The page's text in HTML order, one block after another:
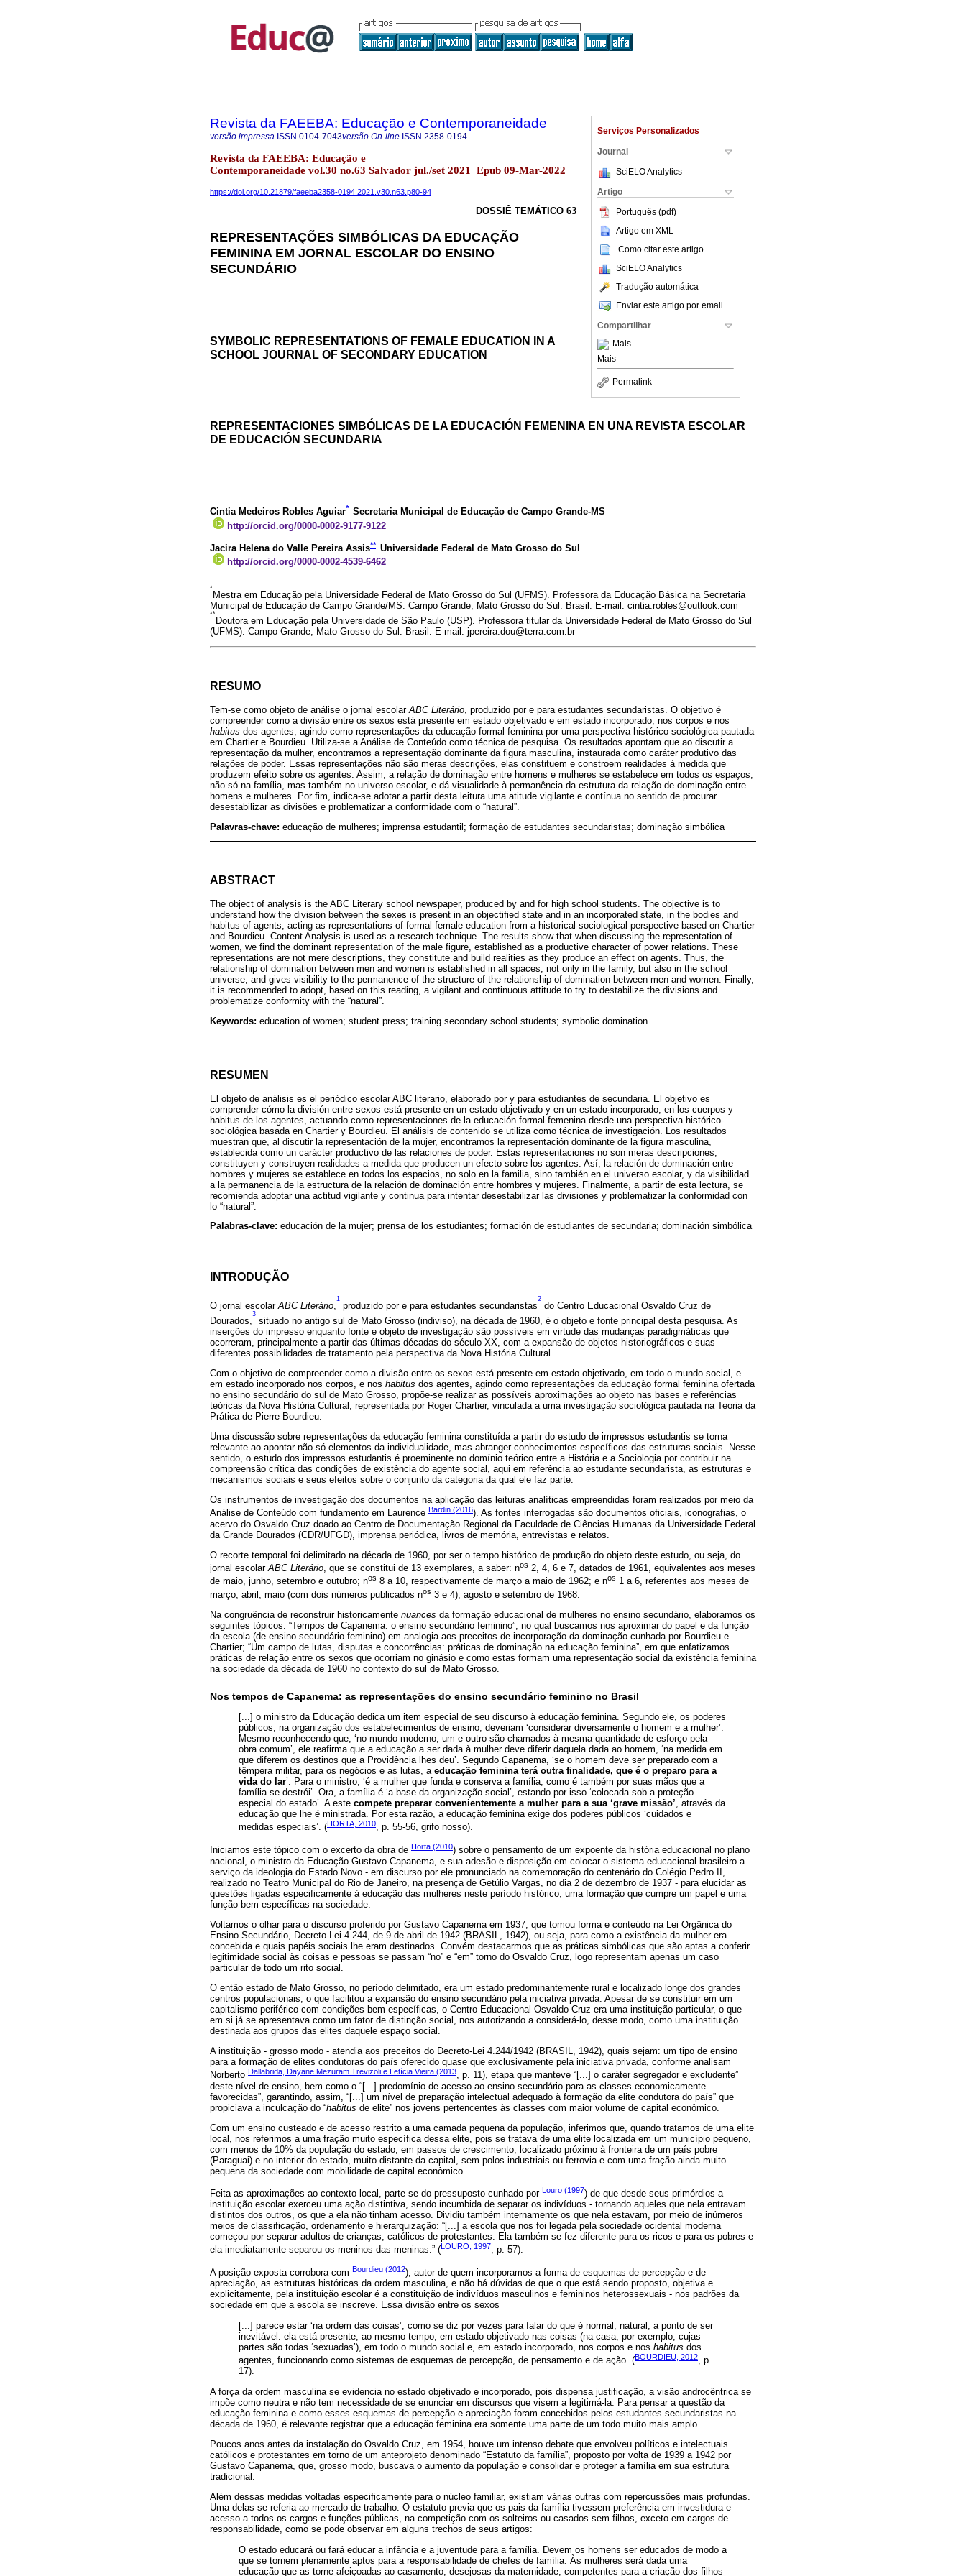
Serviços Personalizados
Journal
SciELO Analytics
Artigo
Português (pdf)
Artigo em XML
Como citar este artigo
SciELO Analytics
Tradução automática
Enviar este artigo por email
Compartilhar
Mais
Mais
Permalink
Revista da FAEEBA: Educação e Contemporaneidade
versão impressa ISSN 0104-7043versão On-line ISSN 2358-0194
Revista da FAEEBA: Educação e
Contemporaneidade vol.30 no.63 Salvador jul./set 2021 Epub 09-Mar-2022
https://doi.org/10.21879/faeeba2358-0194.2021.v30.n63.p80-94
DOSSIÊ TEMÁTICO 63
REPRESENTAÇÕES SIMBÓLICAS DA EDUCAÇÃO
FEMININA EM JORNAL ESCOLAR DO ENSINO
SECUNDÁRIO
SYMBOLIC REPRESENTATIONS OF FEMALE EDUCATION IN A
SCHOOL JOURNAL OF SECONDARY EDUCATION
REPRESENTACIONES SIMBÓLICAS DE LA EDUCACIÓN FEMENINA EN UNA REVISTA ESCOLAR
DE EDUCACIÓN SECUNDARIA
Cintia Medeiros Robles Aguiar* Secretaria Municipal de Educação de Campo Grande-MS
http://orcid.org/0000-0002-9177-9122
Jacira Helena do Valle Pereira Assis** Universidade Federal de Mato Grosso do Sul
http://orcid.org/0000-0002-4539-6462
*
Mestra em Educação pela Universidade Federal de Mato Grosso do Sul (UFMS). Professora da Educação Básica na Secretaria
Municipal de Educação de Campo Grande/MS. Campo Grande, Mato Grosso do Sul. Brasil. E-mail: cintia.robles@outlook.com
**
Doutora em Educação pela Universidade de São Paulo (USP). Professora titular da Universidade Federal de Mato Grosso do Sul
(UFMS). Campo Grande, Mato Grosso do Sul. Brasil. E-mail: jpereira.dou@terra.com.br
RESUMO
Tem-se como objeto de análise o jornal escolar ABC Literário , produzido por e para estudantes secundaristas. O objetivo é
compreender como a divisão entre os sexos está presente em estado objetivado e em estado incorporado, nos corpos e nos
habitus dos agentes, agindo como representações da educação formal feminina por uma perspectiva histórico-sociológica pautada
em Chartier e Bourdieu. Utiliza-se a Análise de Conteúdo como técnica de pesquisa. Os resultados apontam que ao discutir a
representação da mulher, encontramos a representação dominante da figura masculina, instaurada como caráter produtivo das
relações de poder. Essas representações não são meras descrições, elas constituem e constroem realidades à medida que
produzem efeito sobre os agentes. Assim, a relação de dominação entre homens e mulheres se estabelece em todos os espaços,
não só na família, mas também no universo escolar, e dá visualidade à permanência da estrutura da relação de dominação entre
homens e mulheres. Por fim, indica-se adotar a partir desta leitura uma atitude vigilante e contínua no sentido de procurar
desestabilizar as divisões e problematizar a conformidade com o “natural”.
Palavras-chave: educação de mulheres; imprensa estudantil; formação de estudantes secundaristas; dominação simbólica
ABSTRACT
The object of analysis is the ABC Literary school newspaper, produced by and for high school students. The objective is to
understand how the division between the sexes is present in an objectified state and in an incorporated state, in the bodies and
habitus of agents, acting as representations of formal female education from a historical-sociological perspective based on Chartier
and Bourdieu. Content Analysis is used as a research technique. The results show that when discussing the representation of
women, we find the dominant representation of the male figure, established as a productive character of power relations. These
representations are not mere descriptions, they constitute and build realities as they produce an effect on agents. Thus, the
relationship of domination between men and women is established in all spaces, not only in the family, but also in the school
universe, and gives visibility to the permanence of the structure of the relationship of domination between men and women. Finally,
it is recommended to adopt, based on this reading, a vigilant and continuous attitude to try to destabilize the divisions and
problematize conformity with the “natural”.
Keywords: education of women; student press; training secondary school students; symbolic domination
RESUMEN
El objeto de análisis es el periódico escolar ABC literario, elaborado por y para estudiantes de secundaria. El objetivo es
comprender cómo la división entre sexos está presente en un estado objetivado y en un estado incorporado, en los cuerpos y
habitus de los agentes, actuando como representaciones de la educación formal femenina desde una perspectiva histórico-
sociológica basada en Chartier y Bourdieu. El análisis de contenido se utiliza como técnica de investigación. Los resultados
muestran que, al discutir la representación de la mujer, encontramos la representación dominante de la figura masculina,
establecida como un carácter productivo de las relaciones de poder. Estas representaciones no son meras descripciones,
constituyen y construyen realidades a medida que producen un efecto sobre los agentes. Así, la relación de dominación entre
hombres y mujeres se establece en todos los espacios, no solo en la familia, sino también en el universo escolar, y da visibilidad
a la permanencia de la estructura de la relación de dominación entre hombres y mujeres. Finalmente, a partir de esta lectura, se
recomienda adoptar una actitud vigilante y continua para intentar desestabilizar las divisiones y problematizar la conformidad con
lo “natural”.
Palabras-clave: educación de la mujer; prensa de los estudiantes; formación de estudiantes de secundaria; dominación simbólica
INTRODUÇÃO
O jornal escolar ABC Literário
1
produzido por e para estudantes secundaristas
2
do Centro Educacional Osvaldo Cruz de
Dourados,
3
situado no antigo sul de Mato Grosso (indiviso), na década de 1960, é o objeto e fonte principal desta pesquisa. As
inserções do impresso enquanto fonte e objeto de investigação são possíveis em virtude das mudanças paradigmáticas que
ocorreram, principalmente a partir das últimas décadas do século XX, com a expansão de objetos historiográficos e suas
diferentes possibilidades de tratamento pela perspectiva da Nova História Cultural.
Com o objetivo de compreender como a divisão entre os sexos está presente em estado objetivado, em todo o mundo social, e
em estado incorporado nos corpos, e nos habitus dos agentes, agindo como representações da educação formal feminina ofertada
no ensino secundário do sul de Mato Grosso, propõe-se realizar as possíveis aproximações ao objeto nas bases e referências
teóricas da Nova História Cultural, representada por Roger Chartier, vinculada a uma investigação sociológica pautada na Teoria da
Prática de Pierre Bourdieu.
Uma discussão sobre representações da educação feminina constituída a partir do estudo de impressos estudantis se torna
relevante ao apontar não só elementos da individualidade, mas abranger conhecimentos específicos das estruturas sociais. Nesse
sentido, o estudo dos impressos estudantis é proeminente no domínio teórico entre a História e a Sociologia por contribuir na
compreensão crítica das condições de existência do agente social, aqui em referência ao estudante secundarista, as estruturas e
mecanismos sociais e seus efeitos sobre o conjunto da categoria da qual ele faz parte.
Os instrumentos de investigação dos documentos na aplicação das leituras analíticas empreendidas foram realizados por meio da
Análise de Conteúdo com fundamento em Laurence Bardin (2016). As fontes interrogadas são documentos oficiais, iconografias, o
acervo do Osvaldo Cruz doado ao Centro de Documentação Regional da Faculdade de Ciências Humanas da Universidade Federal
da Grande Dourados (CDR/UFGD), imprensa periódica, livros de memória, entrevistas e relatos.
O recorte temporal foi delimitado na década de 1960, por ser o tempo histórico de produção do objeto deste estudo, ou seja, do
jornal escolarABC Literário, que se constitui de 13 exemplares, a saber: nos 2, 4, 6 e 7, datados de 1961, equivalentes aos meses
de maio, junho, setembro e outubro; nos 8 a 10, respectivamente de março a maio de 1962; e nos 1 a 6, referentes aos meses de
março, abril, maio (com dois números publicados nos 3 e 4), agosto e setembro de 1968.
Na congruência de reconstruir historicamente nuances da formação educacional de mulheres no ensino secundário, elaboramos os
seguintes tópicos: “Tempos de Capanema: o ensino secundário feminino”, no qual buscamos nos aproximar do papel e da função
da escola (de ensino secundário feminino) em analogia aos preceitos de incorporação da dominação cunhada por Bourdieu e
Chartier; “Um campo de lutas, disputas e concorrências: práticas de dominação na educação feminina”, em que enfatizamos
práticas de relação entre os sexos que ocorriam no ginásio e como estas formam uma representação social da existência feminina
na sociedade da década de 1960 no contexto do sul de Mato Grosso.
Nos tempos de Capanema: as representações do ensino secundário feminino no Brasil
[...] o ministro da Educação dedica um item especial de seu discurso à educação feminina. Segundo ele, os poderes
públicos, na organização dos estabelecimentos de ensino, deveriam ‘considerar diversamente o homem e a mulher’.
Mesmo reconhecendo que, ‘no mundo moderno, um e outro são chamados à mesma quantidade de esforço pela
obra comum’, ele reafirma que a educação a ser dada à mulher deve diferir daquela dada ao homem, ‘na medida em
que diferem os destinos que a Providência lhes deu’. Segundo Capanema, ‘se o homem deve ser preparado com a
têmpera militar, para os negócios e as lutas, a educação feminina terá outra finalidade, que é o preparo para a
vida do lar’. Para o ministro, ‘é a mulher que funda e conserva a família, como é também por suas mãos que a
família se destrói’. Ora, a família é ‘a base da organização social’, estando por isso ‘colocada sob a proteção
especial do estado’. A este compete preparar convenientemente a mulher para a sua ‘grave missão’, através da
educação que lhe é ministrada. Por esta razão, a educação feminina exige dos poderes públicos ‘cuidados e
medidas especiais’. (HORTA, 2010, p. 55-56, grifo nosso).
Iniciamos este tópico com o excerto da obra de Horta (2010) sobre o pensamento de um expoente da história educacional no plano
nacional, o ministro da Educação Gustavo Capanema, e sua adesão e disposição em colocar o sistema educacional brasileiro a
serviço da ideologia do Estado Novo - em discurso por ele pronunciado na comemoração do centenário do Colégio Pedro II,
realizado no Teatro Municipal do Rio de Janeiro, na presença de Getúlio Vargas, no dia 2 de dezembro de 1937 - para elucidar as
questões ligadas especificamente à educação das mulheres neste período histórico, uma formação que cumpre um papel e uma
função bem específicas na sociedade.
Voltamos o olhar para o discurso proferido por Gustavo Capanema em 1937, que tomou forma e conteúdo na Lei Orgânica do
Ensino Secundário, Decreto-Lei 4.244, de 9 de abril de 1942 (BRASIL, 1942), ou seja, para como a existência da mulher era
concebida e quais papéis sociais lhe eram destinados. Convém destacarmos que as práticas simbólicas que são aptas a conferir
legitimidade social às coisas e pessoas se passam “no” e “em” torno do Osvaldo Cruz, logo representam apenas um caso
particular de todo um rito social.
O então estado de Mato Grosso, no período delimitado, era um estado predominantemente rural e localizado longe dos grandes
centros populacionais, o que facilitou a expansão do ensino secundário pela iniciativa privada. Apesar de se constituir em um
capitalismo periférico com condições bem específicas, o Centro Educacional Osvaldo Cruz era uma instituição particular, o que
em si já se apresentava como um fator de distinção social, nos autorizando a considerá-lo, desse modo, como uma instituição
destinada aos grupos das elites daquele espaço social.
A instituição - grosso modo - atendia aos preceitos do Decreto-Lei 4.244/1942 (BRASIL, 1942), quais sejam: um tipo de ensino
para a formação de elites condutoras do país oferecido quase que exclusivamente pela iniciativa privada, conforme analisam
Norberto Dallabrida, Dayane Mezuram Trevizoli e Letícia Vieira (2013, p. 11), etapa que manteve “[...] o caráter segregador e excludente”
deste nível de ensino, bem como o “[...] predomínio de acesso ao ensino secundário para as classes economicamente
favorecidas”, garantindo, assim, “[...] um nível de preparação intelectual adequado à formação da elite condutora do país” que
propiciava a inculcação do “habitus de elite” nos jovens pertencentes às classes com maior volume de capital econômico.
Com um ensino custeado e de acesso restrito a uma camada pequena da população, inferimos que, quando tratamos de uma elite
local, nos referimos a uma fração muito específica dessa elite, pois se tratava de uma elite localizada em um município pequeno,
com menos de 10% da população do estado, em passos de crescimento, localizado próximo à fronteira de um país pobre
(Paraguai) e no interior do estado, muito distante da capital, sem polos industriais ou ferrovia e com uma fração ainda muito
pequena da sociedade com mobilidade de capital econômico.
Feita as aproximações ao contexto local, parte-se do pressuposto cunhado por Louro (1997) de que desde seus primórdios a
instituição escolar exerceu uma ação distintiva, sendo incumbida de separar os indivíduos - tornando aqueles que nela entravam
distintos dos outros, os que a ela não tinham acesso. Dividiu também internamente os que nela estavam, por meio de inúmeros
meios de classificação, ordenamento e hierarquização: “[...] a escola que nos foi legada pela sociedade ocidental moderna
começou por separar adultos de crianças, católicos de protestantes. Ela também se fez diferente para os ricos e para os pobres e
ela imediatamente separou os meninos das meninas.” (LOURO, 1997, p. 57).
A posição exposta corrobora com Bourdieu (2012), autor de quem incorporamos a forma de esquemas de percepção e de
apreciação, as estruturas históricas da ordem masculina, e não há dúvidas de que o que está sendo proposto, objetiva e
explicitamente, pela instituição escolar é a constituição de indivíduos masculinos e femininos heterossexuais - nos padrões da
sociedade em que a escola se inscreve. Essa divisão entre os sexos
[...] parece estar ‘na ordem das coisas’, como se diz por vezes para falar do que é normal, natural, a ponto de ser
inevitável: ela está presente, ao mesmo tempo, em estado objetivado nas coisas (na casa, por exemplo, cujas
partes são todas ‘sexuadas’), em todo o mundo social e, em estado incorporado, nos corpos e nos habitus dos
agentes, funcionando como sistemas de esquemas de percepção, de pensamento e de ação. (BOURDIEU, 2012, p.
17).
A força da ordem masculina se evidencia no estado objetivado e incorporado, pois dispensa justificação, a visão androcêntrica se
impõe como neutra e não tem necessidade de se enunciar em discursos que visem a legitimá-la. Para pensar a questão da
educação feminina e como esses esquemas de percepção e apreciação foram concebidos pelos estudantes secundaristas na
década de 1960, é relevante registrar que a educação feminina era somente uma parte de um todo muito mais amplo.
Poucos anos antes da instalação do Osvaldo Cruz, em 1954, houve um intenso debate que envolveu políticos e intelectuais
católicos e protestantes em torno de um anteprojeto denominado “Estatuto da família”, proposto por volta de 1939 a 1942 por
Gustavo Capanema, que, grosso modo, buscava o aumento da população e consolidar e proteger a família em sua estrutura
tradicional.
Além dessas medidas voltadas especificamente para o núcleo familiar, existiam várias outras com repercussões mais profundas.
Uma delas se referia ao mercado de trabalho. O estatuto previa que os pais da família tivessem preferência em investidura e
acesso a todos os cargos e funções públicas, na competição com os solteiros ou casados sem filhos, exceto em cargos de
responsabilidade, como se pode observar em alguns trechos de seus artigos:
O estado educará ou fará educar a infância e a juventude para a família. Devem os homens ser educados de modo a
que se tornem plenamente aptos para a responsabilidade de chefes de família. Às mulheres será dada uma
educação que as torne afeiçoadas ao casamento, desejosas da maternidade, competentes para a criação dos filhos